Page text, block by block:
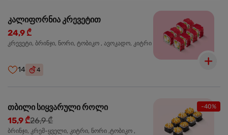
კალიფორნია კრევეტით
24,9 ₾
კრევეტი, ბრინჯი, ნორი, ტობიკო , ავოკადო, კიტრი
14 4
-40%
თბილი სიყვარული როლი
15,9 ₾26,9 ₾
ბრინჯი, კრემ-ყველი, კიტრი, ნორი ,ტობიკო ,